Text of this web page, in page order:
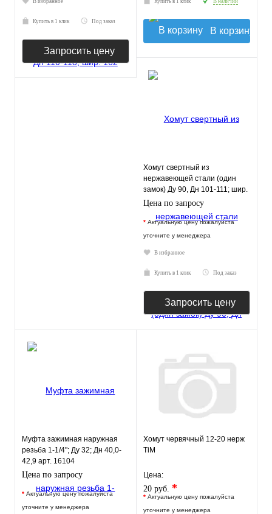
В избранное
Купить в 1 клик Под заказ
Запросить цену
Купить в 1 клик В наличии
В корзину
Хомут свертный из
нержавеющей стали (один
замок) Ду 90, Дн 101-111; шир.
250 арт. 18301
Цена по запросу
* Актуальную цену пожалуйста
уточните у менеджера
В избранное
Купить в 1 клик Под заказ
Запросить цену
Муфта зажимная наружная
резьба 1-1/4"; Ду 32; Дн 40,0-
42,9 арт. 16104
Цена по запросу
* Актуальную цену пожалуйста
уточните у менеджера
Хомут червячный 12-20 нерж
TiM
Цена:
20 руб. *
* Актуальную цену пожалуйста
уточните у менеджера